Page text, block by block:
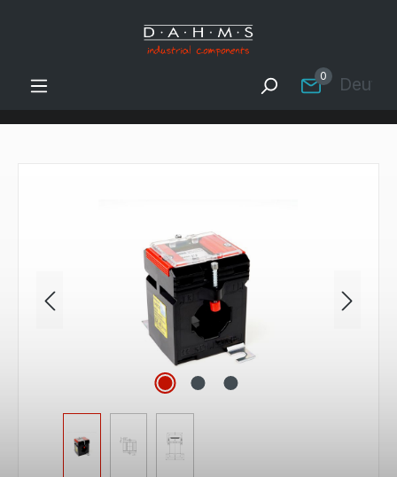
Zum Hauptinhalt springen
0